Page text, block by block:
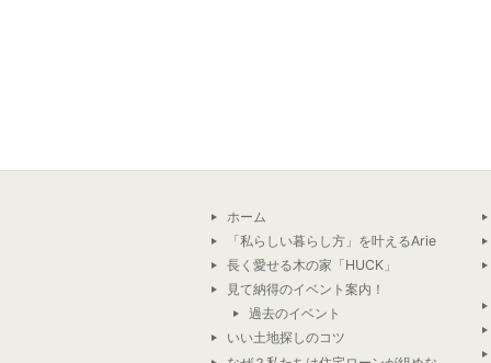
ホーム
「私らしい暮らし方」を叶えるArie
長く愛せる木の家「HUCK」
見て納得のイベント案内！
過去のイベント
いい土地探しのコツ